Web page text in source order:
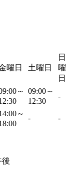
曜日 土曜日
日
曜
日
～ 09:00～
12:30
-
～
- -
後